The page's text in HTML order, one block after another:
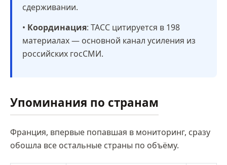
сдерживании.
• Координация: ТАСС цитируется в 198
материалах — основной канал усиления из
российских госСМИ.
Упоминания по странам
Франция, впервые попавшая в мониторинг, сразу
обошла все остальные страны по объёму.